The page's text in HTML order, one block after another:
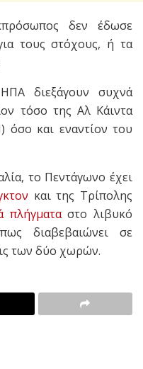
δεν έδωσε
τους στόχους, ή τα
διεξάγουν συχνά
τόσο της Αλ Κάιντα
όσο και εναντίον του
το Πεντάγωνο έχει
και της Τρίπολης
πλήγματαστο λιβυκό
διαβεβαιώνει σε
των δύο χωρών.